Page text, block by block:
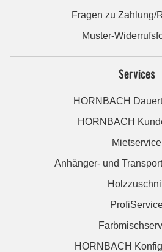
Fragen zu Zahlung/
Muster-
Services
HORNBACH
HORNBACH
Mietservice
Anhänger- und
HORNBACH